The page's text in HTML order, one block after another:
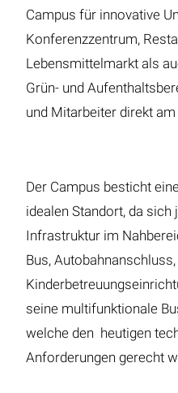
Campus für innovative
Konferenzzentrum,
Lebensmittelmarkt als
Grün- und
und Mitarbeiter direkt
Der Campus besticht
idealen Standort, da
Infrastruktur im
Bus,
seine multifunktionale
welche den heutigen
Anforderungen gerecht